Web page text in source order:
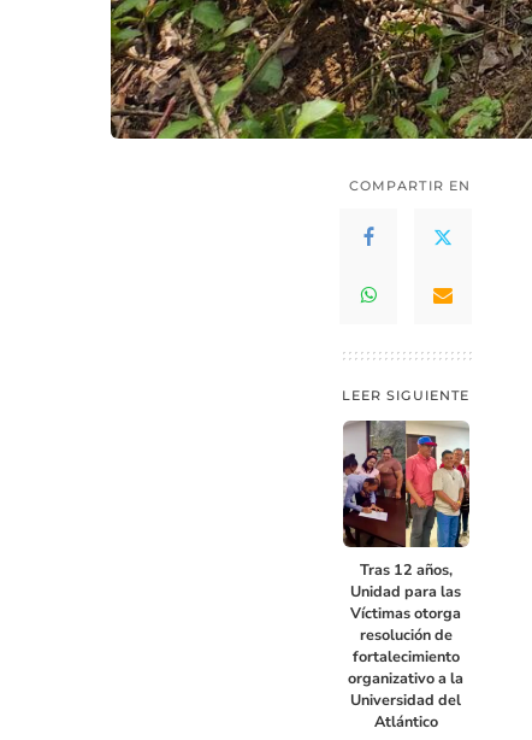
COMPARTIR EN
LEER SIGUIENTE
Tras 12 años,
Unidad para las
Víctimas otorga
resolución de
fortalecimiento
organizativo a la
Universidad del
Atlántico